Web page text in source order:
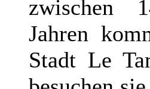
zwischen
Jahren
Stadt Le